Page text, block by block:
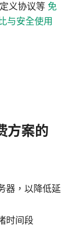
义协议等 免
与安全使用
方案的
器，以降低延
时间段